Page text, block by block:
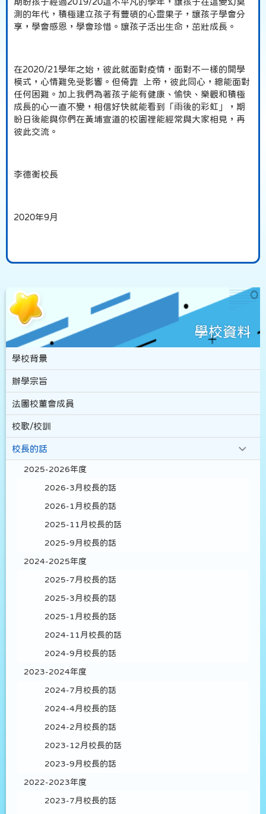
測的年代，積極建立孩子有豐碩的心靈果子，讓孩子學會分
享，學會感恩，學會珍惜。讓孩子活出生命，茁壯成長。
在2020/21學年之始，彼此就面對疫情，面對不一樣的開學
模式，心情難免受影響。但倚靠 上帝，彼此同心，總能面對
任何困難。加上我們為著孩子能有健康、愉快、樂觀和積極
成長的心一直不變，相信好快就能看到「雨後的彩虹」，期
盼日後能與你們在黃埔宣道的校園裡能經常與大家相見，再
彼此交流。
李德衡校長
2020年9月
學校資料
學校背景
辦學宗旨
法團校董會成員
校歌/校訓
校長的話
2025-2026年度
2026-3月校長的話
2026-1月校長的話
2025-11月校長的話
2025-9月校長的話
2024-2025年度
2025-7月校長的話
2025-3月校長的話
2025-1月校長的話
2024-11月校長的話
2024-9月校長的話
2023-2024年度
2024-7月校長的話
2024-4月校長的話
2024-2月校長的話
2023-12月校長的話
2023-9月校長的話
2022-2023年度
2023-7月校長的話